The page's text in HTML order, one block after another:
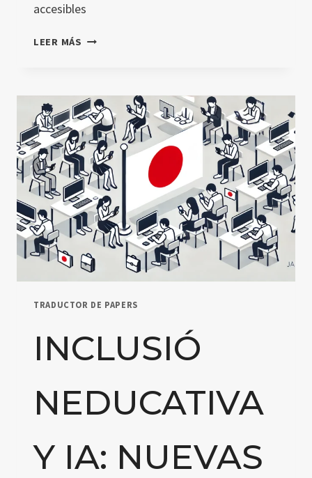
accesibles
LEER MÁS ANÁLISIS
LA
INTELIGENCIA
ARTIFICIAL
EN
LA
EDUCACIÓN
ESPECIAL
TRADUCTOR DE PAPERS
INCLUSIÓ
NEDUCATIVA
Y IA: NUEVAS